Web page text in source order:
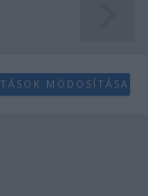
MÓDOSÍTÁSA